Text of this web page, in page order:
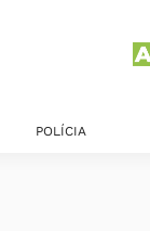
POLÍCIA